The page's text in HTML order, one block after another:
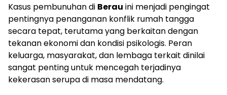
Kasus pembunuhan di Berau ini menjadi pengingat
pentingnya penanganan konflik rumah tangga
secara tepat, terutama yang berkaitan dengan
tekanan ekonomi dan kondisi psikologis. Peran
keluarga, masyarakat, dan lembaga terkait dinilai
sangat penting untuk mencegah terjadinya
kekerasan serupa di masa mendatang.